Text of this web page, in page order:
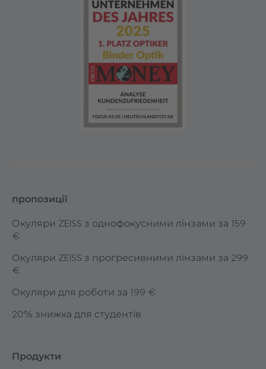
пропозиції
Окуляри ZEISS з однофокусними лінзами за 159
€
Окуляри ZEISS з прогресивними лінзами за 299
€
Окуляри для роботи за 199 €
20% знижка для студентів
Продукти